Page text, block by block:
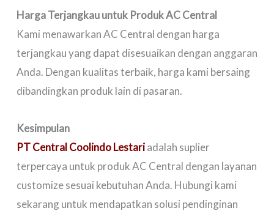
Harga Terjangkau untuk Produk AC Central
Kami menawarkan AC Central dengan harga
terjangkau yang dapat disesuaikan dengan anggaran
Anda. Dengan kualitas terbaik, harga kami bersaing
dibandingkan produk lain di pasaran.
Kesimpulan
PT Central Coolindo Lestariadalah suplier
terpercaya untuk produk AC Central dengan layanan
customize sesuai kebutuhan Anda. Hubungi kami
sekarang untuk mendapatkan solusi pendinginan